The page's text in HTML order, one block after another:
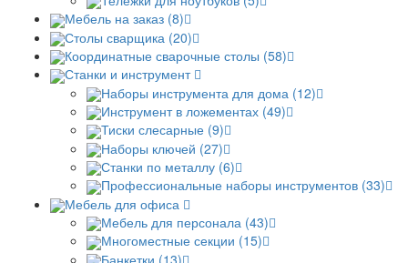
Мебель на заказ (8)
Столы сварщика (20)
Координатные сварочные столы (58)
Станки и инструмент
Наборы инструмента для дома (12)
Инструмент в ложементах (49)
Тиски слесарные (9)
Наборы ключей (27)
Станки по металлу (6)
Профессиональные наборы инструментов (33)
Мебель для офиса
Мебель для персонала (43)
Многоместные секции (15)
Банкетки (13)